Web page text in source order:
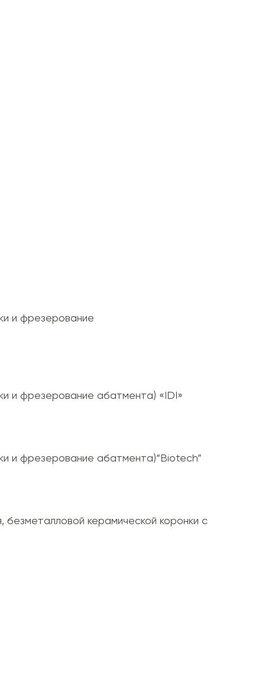
и фрезерование
и фрезерование абатмента) «IDI»
и фрезерование абатмента)“Biotech”
керамической коронки с